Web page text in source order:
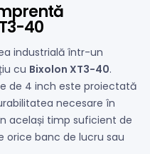
40
industrială într-un
cu Bixolon XT3-40.
de 4 inch este proiectată
necesare în
același timp suficient de
orice banc de lucru sau